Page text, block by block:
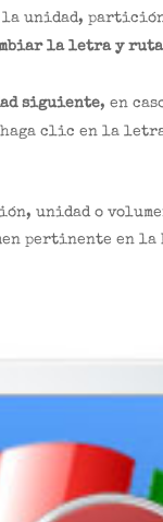
unidad,
la letra y
siguiente, en
clic en la
unidad o
pertinente en